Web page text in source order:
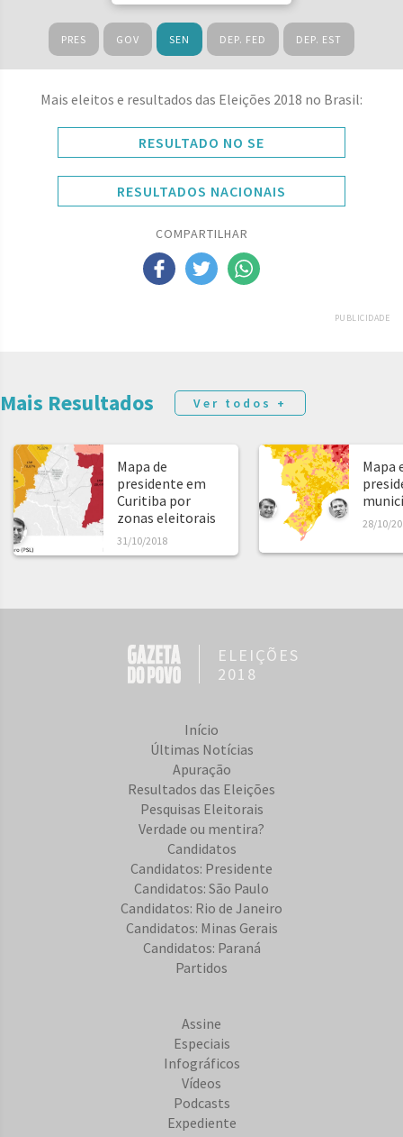
PRES GOV SEN DEP. FED DEP. EST
Mais eleitos e resultados das Eleições 2018 no Brasil:
RESULTADO NO SE
RESULTADOS NACIONAIS
COMPARTILHAR
PUBLICIDADE
Mais Resultados Ver todos +
Mapa de
presidente em
Curitiba por
zonas eleitorais
31/10/2018
Mapa
28/10/
ELEIÇÕES
2018
Início
Últimas Notícias
Apuração
Resultados das Eleições
Pesquisas Eleitorais
Verdade ou mentira?
Candidatos
Candidatos: Presidente
Candidatos: São Paulo
Candidatos: Rio de Janeiro
Candidatos: Minas Gerais
Candidatos: Paraná
Partidos
Assine
Especiais
Infográficos
Vídeos
Podcasts
Expediente